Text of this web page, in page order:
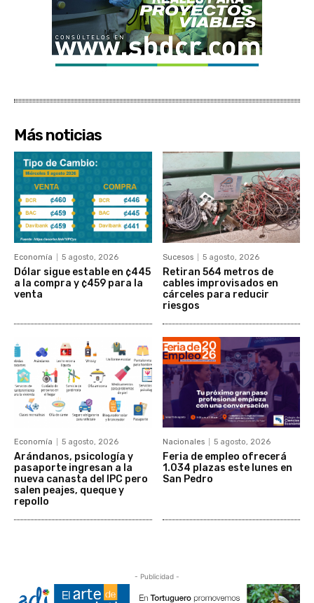
Más noticias
Economía 5 agosto, 2026
Dólar sigue estable en ¢445
a la compra y ¢459 para la
venta
Sucesos 5 agosto, 2026
Retiran 564 metros de
cables improvisados en
cárceles para reducir
riesgos
Economía 5 agosto, 2026
Arándanos, psicología y
pasaporte ingresan a la
nueva canasta del IPC pero
salen peajes, queque y
repollo
Nacionales 5 agosto, 2026
Feria de empleo ofrecerá
1.034 plazas este lunes en
San Pedro
- Publicidad -